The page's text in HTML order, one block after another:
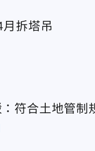
拆塔吊
符合土地管制